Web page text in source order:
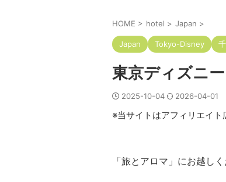
HOME > hotel > Japan >
Japan Tokyo-Disney
東京ディズニ
2025-10-04 2026-04-01
※当サイトはアフィリエイト
「旅とアロマ」にお越し